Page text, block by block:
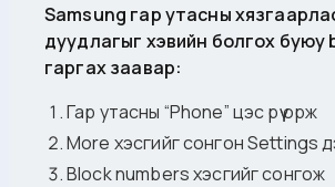
Samsung гар утасны
дуудлагыг хэвийн болгох буюу
гаргах заавар:
Гар утасны “Phone” цэс рүү орж
More хэсгийг сонгон Settings
Block numbers хэсгийг сонгож